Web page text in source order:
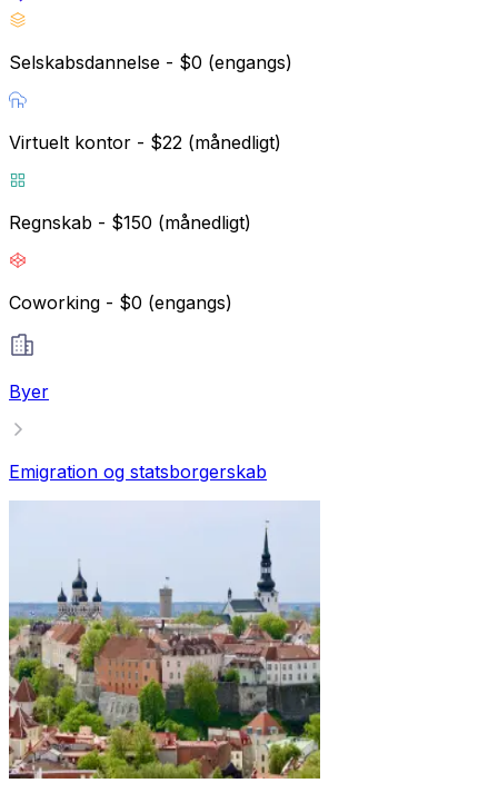
Selskabsdannelse - $0 (engangs)
Virtuelt kontor - $22 (månedligt)
Regnskab - $150 (månedligt)
Coworking - $0 (engangs)
Byer
Emigration og statsborgerskab